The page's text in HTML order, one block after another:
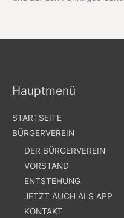
Hauptmenü
STARTSEITE
BÜRGERVEREIN
DER BÜRGERVEREIN
VORSTAND
ENTSTEHUNG
JETZT AUCH ALS APP
KONTAKT